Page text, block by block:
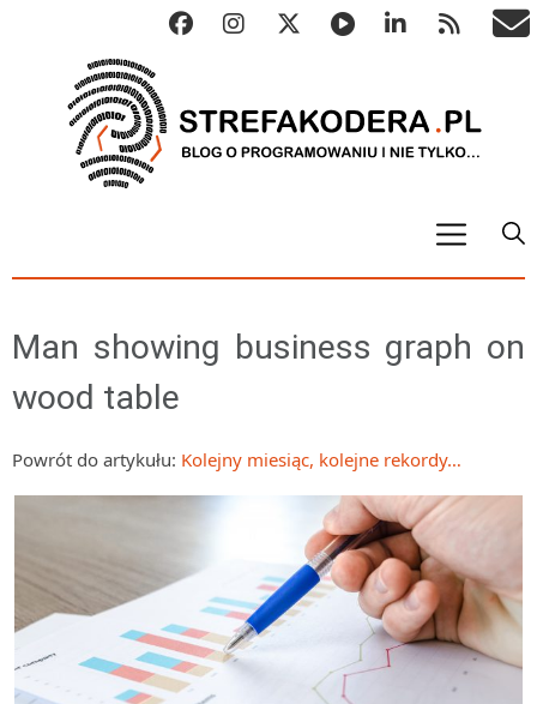
ALGO
Abstrakcyjne struktury danych
Algorytmy konwersji
Algorytmy wyszukiwania
Inne
DEV
Man showing business graph on
wood table
Powrót do artykułu: Kolejny miesiąc, kolejne rekordy…